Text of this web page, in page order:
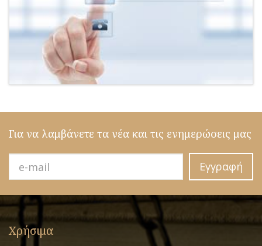
Για να λαμβάνετε τα νέα και τις ενημερώσεις μας
Εγγραφή
Χρήσιμα